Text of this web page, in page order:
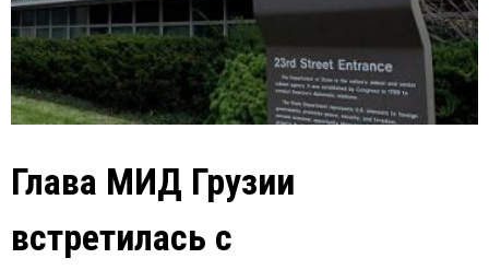
Глава МИД Грузии
встретилась с